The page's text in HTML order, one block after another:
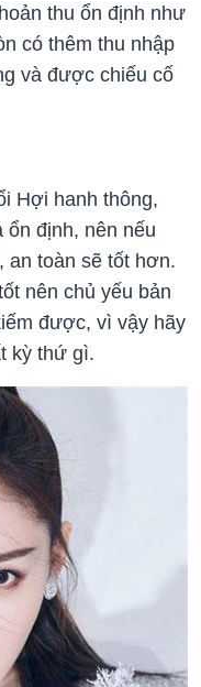
thu ổn định như
có thêm thu nhập
và được chiếu cố
Hợi hanh thông,
định, nên nếu
an toàn sẽ tốt hơn.
nên chủ yếu bản
được, vì vậy hãy
kỳ thứ gì.